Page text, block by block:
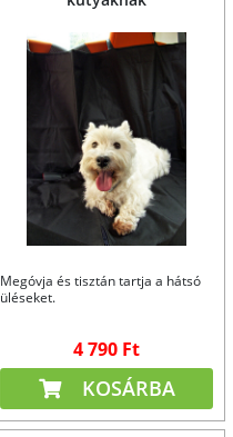
Megóvja és tisztán tartja a hátsó
üléseket.
4 790 Ft
KOSÁRBA